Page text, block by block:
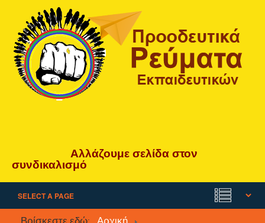
Αλλάζουμε σελίδα στον
συνδικαλισμό
Βρίσκεστε εδώ:
Αρχική